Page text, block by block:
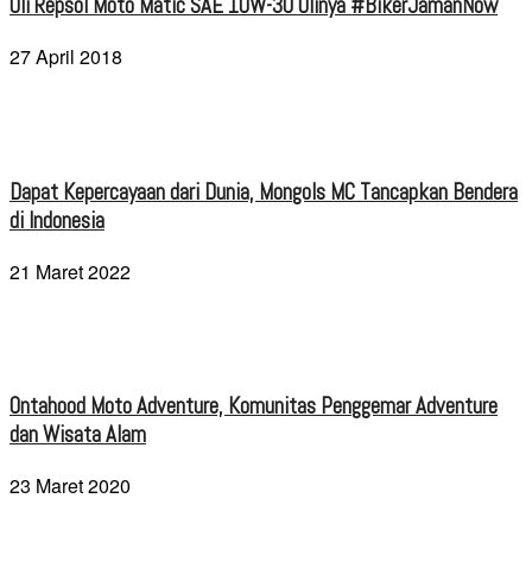
Oli Repsol Moto Matic SAE 10W-30 Olinya #BikerJamanNow
27 April 2018
Dapat Kepercayaan dari Dunia, Mongols MC Tancapkan Bendera
di Indonesia
21 Maret 2022
Ontahood Moto Adventure, Komunitas Penggemar Adventure
dan Wisata Alam
23 Maret 2020